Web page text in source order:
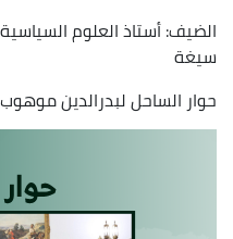
الضيف: أستاذ العلوم
سيغة
حوار الساحل لبدرالدين موهوب